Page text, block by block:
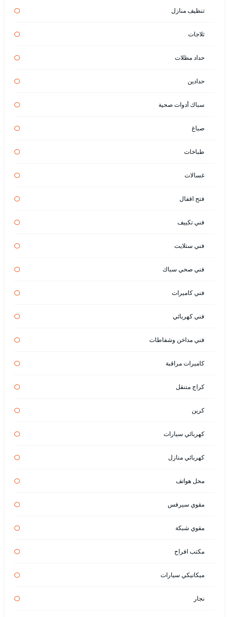
تنظيف منازل
ثلاجات
حداد مظلات
حدادين
سباك أدوات صحية
صباغ
طباخات
غسالات
فتح اقفال
فني تكييف
فني ستلايت
فني صحي سباك
فني كاميرات
فني كهربائي
فني مداخن وشفاطات
كاميرات مراقبة
كراج متنقل
كرين
كهربائي سيارات
كهربائي منازل
محل هواتف
مقوي سيرفس
مقوي شبكة
مكتب افراح
ميكانيكي سيارات
نجار